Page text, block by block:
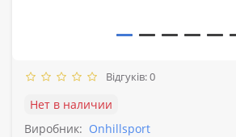
Відгуків: 0
Нет в наличии
Виробник: Onhillsport